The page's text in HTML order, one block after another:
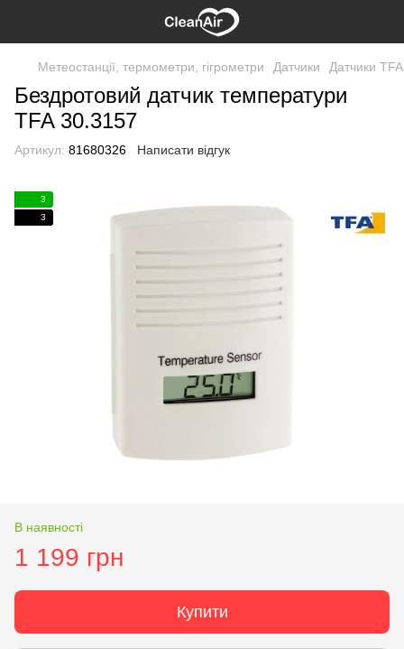
Метеостанції, термометри, гігрометри Датчики Датчики TFA
Бездротовий датчик температури
TFA 30.3157
Артикул: 81680326 Написати відгук
3
3
В наявності
1 199 грн
Купити